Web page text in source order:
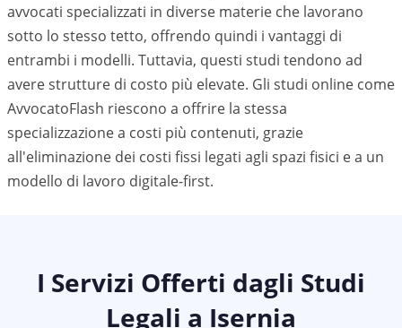
avvocati specializzati in diverse materie che lavorano
sotto lo stesso tetto, offrendo quindi i vantaggi di
entrambi i modelli. Tuttavia, questi studi tendono ad
avere strutture di costo più elevate. Gli studi online come
AvvocatoFlash riescono a offrire la stessa
specializzazione a costi più contenuti, grazie
all'eliminazione dei costi fissi legati agli spazi fisici e a un
modello di lavoro digitale-first.
I Servizi Offerti dagli Studi
Legali a Isernia